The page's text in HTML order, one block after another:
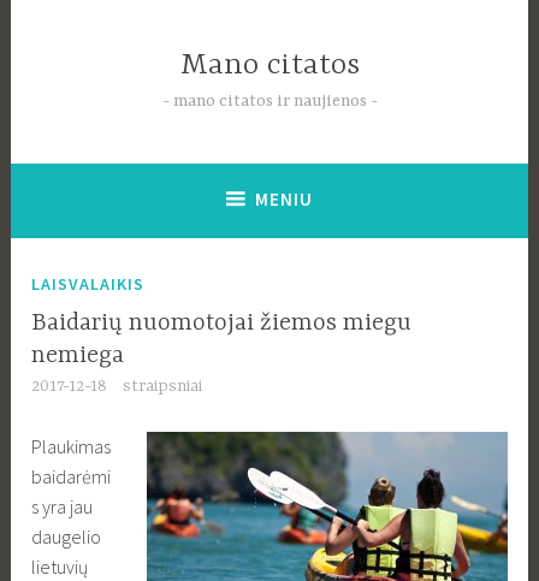
Mano citatos
mano citatos ir naujienos
MENIU
LAISVALAIKIS
Baidarių nuomotojai žiemos miegu
nemiega
2017-12-18 straipsniai
Plaukimas
baidarėmi
s yra jau
daugelio
lietuvių